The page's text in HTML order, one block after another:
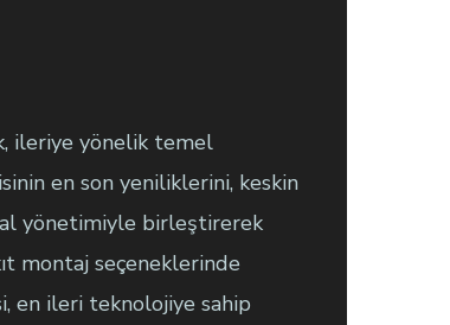
ileriye yönelik temel
en son yeniliklerini, keskin
yönetimiyle birleştirerek
montaj seçeneklerinde
en ileri teknolojiye sahip